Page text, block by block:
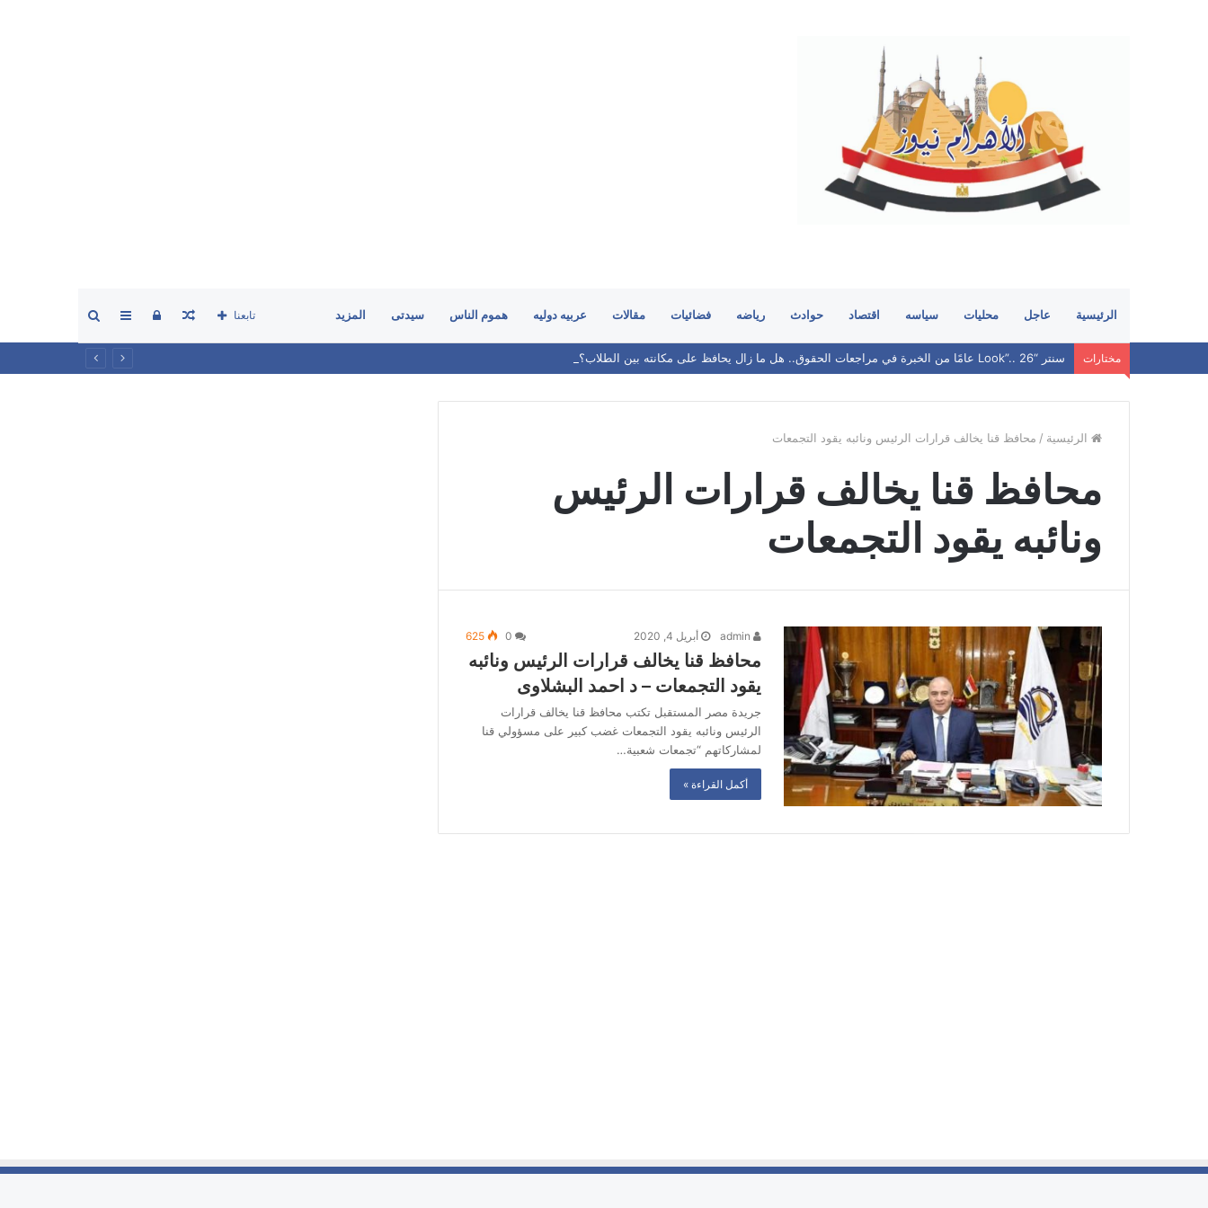
الرئيسية عاجل محليات سياسه اقتصاد حوادث رياضه فضائيات مقالات عربيه دوليه هموم الناس سيدتى المزيد بحثإضافةتسجيل مقال تابعنا
مختارات سنتر “Look”.. 26 عامًا من الخبرة في مراجعات الحقوق.. هل ما زال يحافظ على مكانته بين الطلاب؟
الرئيسية / محافظ قنا يخالف قرارات الرئيس ونائبه يقود التجمعات
محافظ قنا يخالف قرارات الرئيس
ونائبه يقود التجمعات
أبريل 4, 2020 625
محافظ قنا يخالف قرارات الرئيس ونائبه
يقود التجمعات – د احمد البشلاوى
جريدة مصر المستقبل تكتب محافظ قنا يخالف قرارات
الرئيس ونائبه يقود التجمعات غضب كبير على مسؤولي قنا
لمشاركاتهم “تجمعات شعبية…
أكمل القراءة »